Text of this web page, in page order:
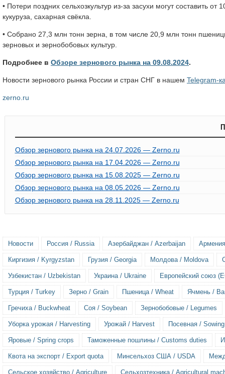
• Потери поздних сельхозкультур из-за засухи могут составить
кукуруза, сахарная свёкла.
• Собрано 27,3 млн тонн зерна, в том числе 20,9 млн тонн
зерновых и зернобобовых культур.
Подробнее в Обзоре зернового рынка на 09.08.2024.
Новости зернового рынка России и стран СНГ в нашем Telegram-
zerno.ru
Обзор зернового рынка на 24.07.2026 — Zerno.ru
Обзор зернового рынка на 17.04.2026 — Zerno.ru
Обзор зернового рынка на 15.08.2025 — Zerno.ru
Обзор зернового рынка на 08.05.2026 — Zerno.ru
Обзор зернового рынка на 28.11.2025 — Zerno.ru
Новости Россия / Russia Азербайджан / Azerbaijan
Киргизия / Kyrgyzstan Грузия / Georgia Молдова / Moldova
Узбекистан / Uzbekistan Украина / Ukraine Европейский союз
Турция / Turkey Зерно / Grain Пшеница / Wheat Ячмень /
Гречиха / Buckwheat Соя / Soybean Зернобобовые / Legumes
Уборка урожая / Harvesting Урожай / Harvest Посевная /
Яровые / Spring crops Таможенные пошлины / Customs duties
Квота на экспорт / Export quota Минсельхоз США / USDA
Сельское хозяйство / Agriculture Сельхозтехника / Agricultural